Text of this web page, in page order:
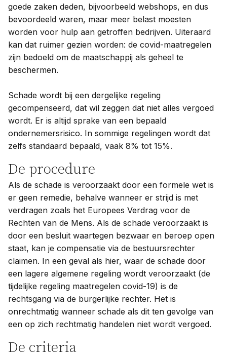
goede zaken deden, bijvoorbeeld webshops, en dus
bevoordeeld waren, maar meer belast moesten
worden voor hulp aan getroffen bedrijven. Uiteraard
kan dat ruimer gezien worden: de covid-maatregelen
zijn bedoeld om de maatschappij als geheel te
beschermen.
Schade wordt bij een dergelijke regeling
gecompenseerd, dat wil zeggen dat niet alles vergoed
wordt. Er is altijd sprake van een bepaald
ondernemersrisico. In sommige regelingen wordt dat
zelfs standaard bepaald, vaak 8% tot 15%.
De procedure
Als de schade is veroorzaakt door een formele wet is
er geen remedie, behalve wanneer er strijd is met
verdragen zoals het Europees Verdrag voor de
Rechten van de Mens. Als de schade veroorzaakt is
door een besluit waartegen bezwaar en beroep open
staat, kan je compensatie via de bestuursrechter
claimen. In een geval als hier, waar de schade door
een lagere algemene regeling wordt veroorzaakt (de
tijdelijke regeling maatregelen covid-19) is de
rechtsgang via de burgerlijke rechter. Het is
onrechtmatig wanneer schade als dit ten gevolge van
een op zich rechtmatig handelen niet wordt vergoed.
De criteria